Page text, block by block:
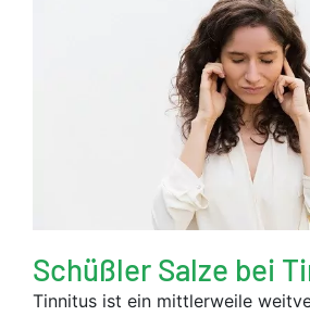
Schüßler Salze bei
Tinnitus ist ein mittlerweile